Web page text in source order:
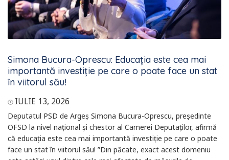
Simona Bucura-Oprescu: Educația este cea mai
importantă investiție pe care o poate face un stat
în viitorul său!
IULIE 13, 2026
Deputatul PSD de Argeș Simona Bucura-Oprescu, președinte
OFSD la nivel național și chestor al Camerei Deputaților, afirmă
că educația este cea mai importantă investiție pe care o poate
face un stat în viitorul său! ”Din păcate, exact acest domeniu